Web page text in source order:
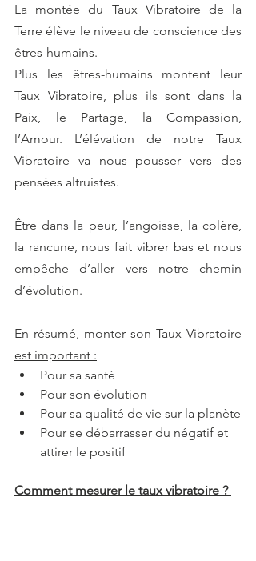
La montée du Taux Vibratoire de la
Terre élève le niveau de conscience des
êtres-humains.
Plus les êtres-humains montent leur
Taux Vibratoire, plus ils sont dans la
Paix, le Partage, la Compassion,
l’Amour. L’élévation de notre Taux
Vibratoire va nous pousser vers des
pensées altruistes.
Être dans la peur, l’angoisse, la colère,
la rancune, nous fait vibrer bas et nous
empêche d’aller vers notre chemin
d’évolution.
En résumé, monter son Taux Vibratoire
est important :
Pour sa santé
Pour son évolution
Pour sa qualité de vie sur la planète
Pour se débarrasser du négatif et
attirer le positif
Comment mesurer le taux vibratoire ?